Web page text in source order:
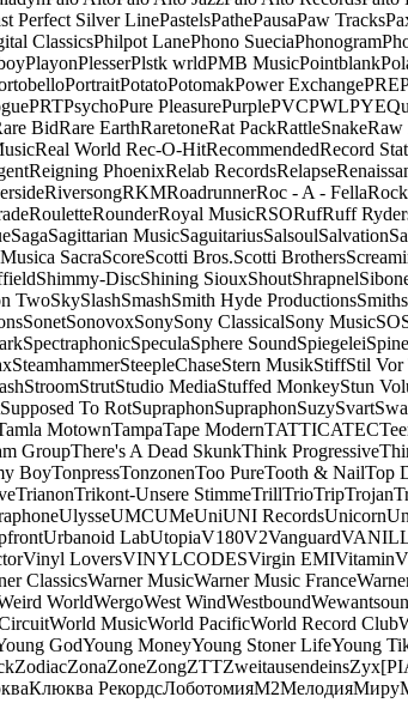
Perfect Silver LinePastelsPathePausaPaw Tracks
ClassicsPhilpot LanePhono SueciaPhonogram
PlayonPlesserPlstk wrldPMB MusicPointblank
PortraitPotatoPotomakPower ExchangePRE
PRTPsychoPure PleasurePurplePVCPWLPYE
BidRare EarthRaretoneRat PackRattleSnakeRaw
Real World Rec-O-HitRecommendedRecord
Reigning PhoenixRelab RecordsRelapse
RiversongRKMRoadrunnerRoc - A - Fella
RouletteRounderRoyal MusicRSORufRuff
SagaSagittarian MusicSaguitariusSalsoulSalvation
SacraScoreScotti Bros.Scotti Brothers
Shimmy-DiscShining SiouxShoutShrapnel
TwoSkySlashSmashSmith Hyde Productions
SonetSonovoxSonySony ClassicalSony Music
SpectraphonicSpeculaSphere SoundSpiegelei
SteamhammerSteepleChaseStern MusikStiffStil Vor
StroomStrutStudio MediaStuffed MonkeyStun
Supposed To RotSupraphonSupraphonSuzySvart
MotownTampaTape ModernTATTICATEC
GroupThere's A Dead SkunkThink Progressive
BoyTonpressTonzonenToo PureTooth & NailTop
TrianonTrikont-Unsere StimmeTrillTrioTripTrojan
UlysseUMCUMeUniUNI RecordsUnicorn
Urbanoid LabUtopiaV180V2Vanguard
Vinyl LoversVINYLCODESVirgin EMIVitamin
ClassicsWarner MusicWarner Music France
WorldWergoWest WindWestbound
World MusicWorld PacificWorld Record Club
GodYoung MoneyYoung Stoner LifeYoung
ZodiacZonaZoneZongZTTZweitausendeinsZyx
Клюква РекордсЛоботомияМ2Мелодия